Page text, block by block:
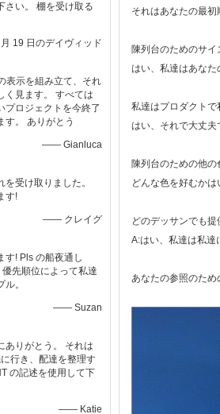
さい。 棚を受け取る
19 日のデイヴィッド
表示を組み立て、それ
く見ます。 すべては
プロジェクトを今終了
す。 ありがとう
—— Gianluca
受け取りました。
す!
—— クレイグ
す! Pls の船夜通し
先順位によって私達
。
—— Suzan
ありがとう。 それは
行き、配達を整理す
の記述を使用して下
—— Katie
それはあなたの最初
陳列台のためのサイ
はい、私達はあなた
私達はプロダクトで
はい、それで大丈夫
陳列台のための他の
どんな色を好むかは
どのデッサンでも提
A:はい、私達は私達
あなたの参照のた